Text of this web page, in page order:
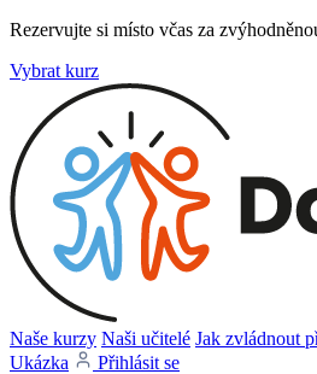
Rezervujte si místo včas za
Vybrat kurz
Naše kurzy Naši učitelé Jak zvládnout
Ukázka
Přihlásit se